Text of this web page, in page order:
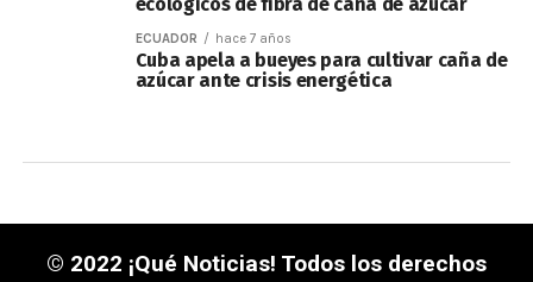
ECUADOR hace 7 años
Cuba apela a bueyes para cultivar caña de
azúcar ante crisis energética
© 2022 ¡Qué Noticias! Todos los derechos